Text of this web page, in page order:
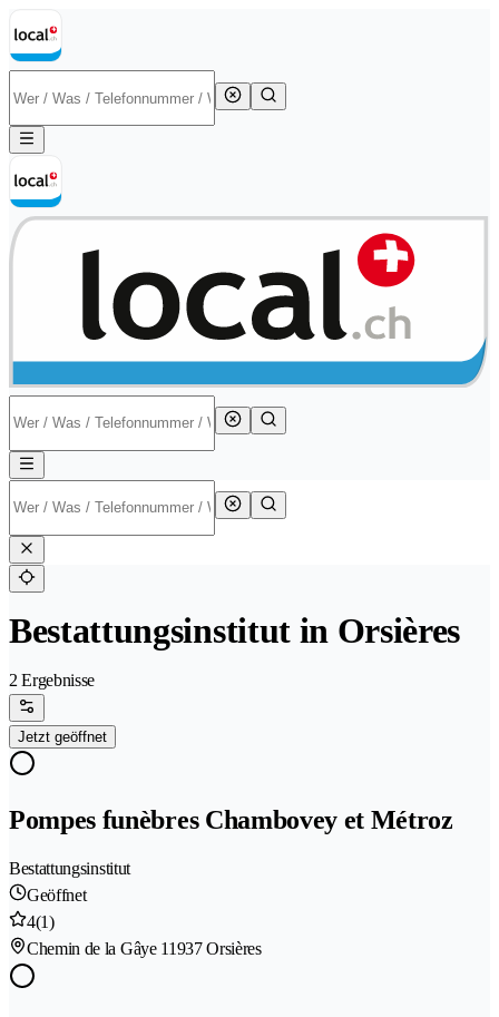
Bestattungsinstitut in Orsières
2 Ergebnisse
Jetzt geöffnet
Pompes funèbres Chambovey et Métroz
Bestattungsinstitut
Geöffnet
4(1)
Chemin de la Gâye 11937 Orsières